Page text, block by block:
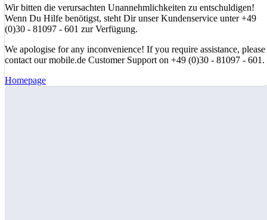
Wir bitten die verursachten Unannehmlichkeiten zu entschuldigen!
Wenn Du Hilfe benötigst, steht Dir unser Kundenservice unter +49
(0)30 - 81097 - 601 zur Verfügung.
We apologise for any inconvenience! If you require assistance, please
contact our mobile.de Customer Support on +49 (0)30 - 81097 - 601.
Homepage